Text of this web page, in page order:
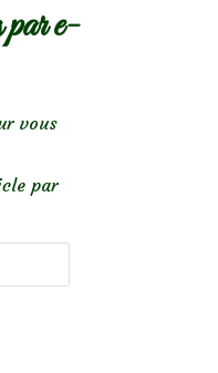
par e-
vous
par